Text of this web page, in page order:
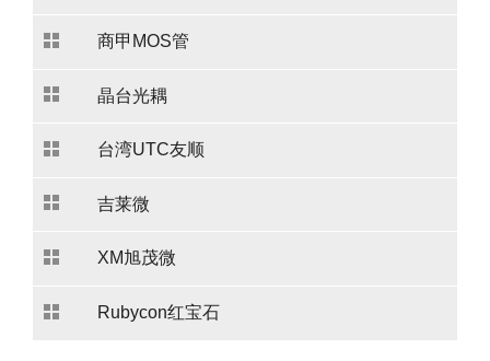
商甲MOS管
晶台光耦
台湾UTC友顺
吉莱微
XM旭茂微
Rubycon红宝石